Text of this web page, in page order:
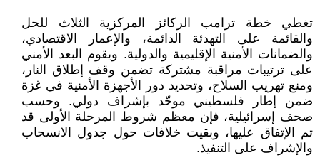
تغطي خطة ترامب الركائز المركزية الثلاث للحل
والقائمة على التهدئة الدائمة، والإعمار الاقتصادي،
والضمانات الأمنية الإقليمية والدولية. ويقوم البعد الأمني
على ترتيبات مراقبة مشتركة تضمن وقف إطلاق النار،
ومنع تهريب السلاح، وتحديد دور الأجهزة الأمنية في غزة
ضمن إطار فلسطيني موحّد بإشراف دولي. وحسب
صحف إسرائيلية، فإن معظم شروط المرحلة الأولى قد
تم الإتفاق عليها، وبقيت خلافات حول جدول الانسحاب
والإشراف على التنفيذ.